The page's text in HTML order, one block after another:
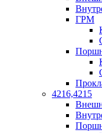
ГРМ
4216,4215